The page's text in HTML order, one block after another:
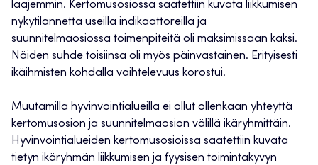
laajemmin. Kertomusosiossa saatettiin kuvata liikkumisen
nykytilannetta useilla indikaattoreilla ja
suunnitelmaosiossa toimenpiteitä oli maksimissaan kaksi.
Näiden suhde toisiinsa oli myös päinvastainen. Erityisesti
ikäihmisten kohdalla vaihtelevuus korostui.
Muutamilla hyvinvointialueilla ei ollut ollenkaan yhteyttä
kertomusosion ja suunnitelmaosion välillä ikäryhmittäin.
Hyvinvointialueiden kertomusosioissa saatettiin kuvata
tietyn ikäryhmän liikkumisen ja fyysisen toimintakyvyn